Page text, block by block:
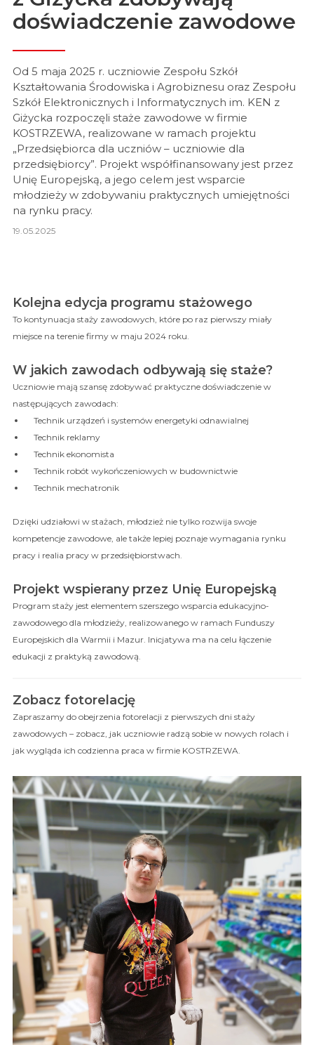
doświadczenie zawodowe
Od 5 maja 2025 r. uczniowie Zespołu Szkół
Kształtowania Środowiska i Agrobiznesu oraz Zespołu
Szkół Elektronicznych i Informatycznych im. KEN z
Giżycka rozpoczęli staże zawodowe w firmie
KOSTRZEWA, realizowane w ramach projektu
„Przedsiębiorca dla uczniów – uczniowie dla
przedsiębiorcy”. Projekt współfinansowany jest przez
Unię Europejską, a jego celem jest wsparcie
młodzieży w zdobywaniu praktycznych umiejętności
na rynku pracy.
19.05.2025
Kolejna edycja programu stażowego
To kontynuacja staży zawodowych, które po raz pierwszy miały
miejsce na terenie firmy w maju 2024 roku.
W jakich zawodach odbywają się staże?
Uczniowie mają szansę zdobywać praktyczne doświadczenie w
następujących zawodach:
Technik urządzeń i systemów energetyki odnawialnej
Technik reklamy
Technik ekonomista
Technik robót wykończeniowych w budownictwie
Technik mechatronik
Dzięki udziałowi w stażach, młodzież nie tylko rozwija swoje
kompetencje zawodowe, ale także lepiej poznaje wymagania rynku
pracy i realia pracy w przedsiębiorstwach.
Projekt wspierany przez Unię Europejską
Program staży jest elementem szerszego wsparcia edukacyjno-
zawodowego dla młodzieży, realizowanego w ramach Funduszy
Europejskich dla Warmii i Mazur. Inicjatywa ma na celu łączenie
edukacji z praktyką zawodową.
Zobacz fotorelację
Zapraszamy do obejrzenia fotorelacji z pierwszych dni staży
zawodowych – zobacz, jak uczniowie radzą sobie w nowych rolach i
jak wygląda ich codzienna praca w firmie KOSTRZEWA.